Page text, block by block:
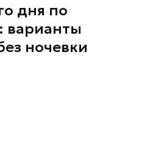
дня по
варианты
ночевки